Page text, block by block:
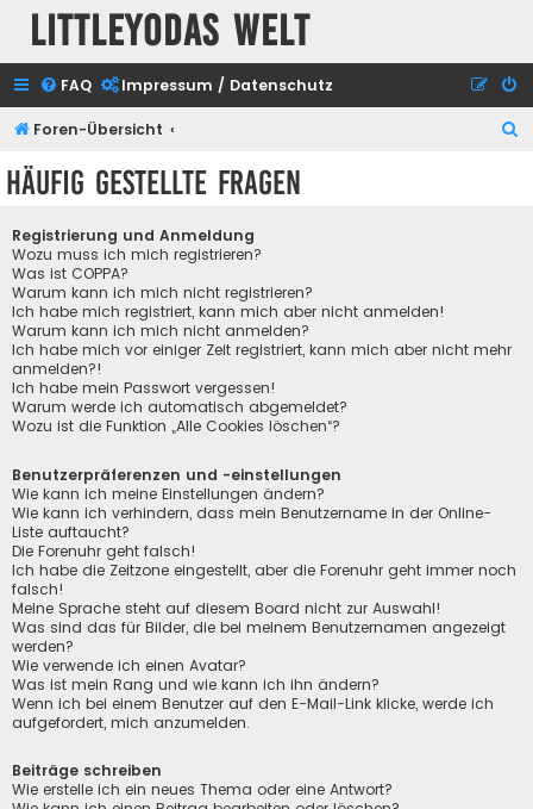
Littleyodas Welt
FAQ Impressum / Datenschutz
Foren-Übersicht
Häufig gestellte Fragen
Registrierung und Anmeldung
Wozu muss ich mich registrieren?
Was ist COPPA?
Warum kann ich mich nicht registrieren?
Ich habe mich registriert, kann mich aber nicht anmelden!
Warum kann ich mich nicht anmelden?
Ich habe mich vor einiger Zeit registriert, kann mich aber nicht mehr
anmelden?!
Ich habe mein Passwort vergessen!
Warum werde ich automatisch abgemeldet?
Wozu ist die Funktion „Alle Cookies löschen“?
Benutzerpräferenzen und -einstellungen
Wie kann ich meine Einstellungen ändern?
Wie kann ich verhindern, dass mein Benutzername in der Online-
Liste auftaucht?
Die Forenuhr geht falsch!
Ich habe die Zeitzone eingestellt, aber die Forenuhr geht immer noch
falsch!
Meine Sprache steht auf diesem Board nicht zur Auswahl!
Was sind das für Bilder, die bei meinem Benutzernamen angezeigt
werden?
Wie verwende ich einen Avatar?
Was ist mein Rang und wie kann ich ihn ändern?
Wenn ich bei einem Benutzer auf den E-Mail-Link klicke, werde ich
aufgefordert, mich anzumelden.
Beiträge schreiben
Wie erstelle ich ein neues Thema oder eine Antwort?